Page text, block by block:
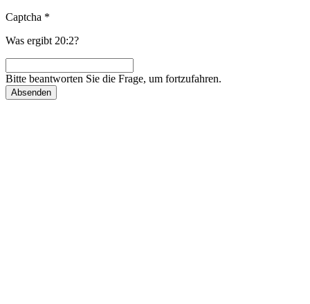
Captcha *
Was ergibt 20:2?
Bitte beantworten Sie die Frage, um fortzufahren.
Absenden